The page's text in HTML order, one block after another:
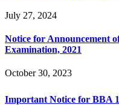
July 27, 2024
Notice for Announcement
Examination, 2021
October 30, 2023
Important Notice for BBA 1